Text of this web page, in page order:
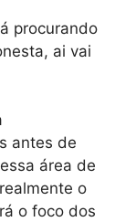
procurando
ai vai
antes de
área de
o
o foco dos